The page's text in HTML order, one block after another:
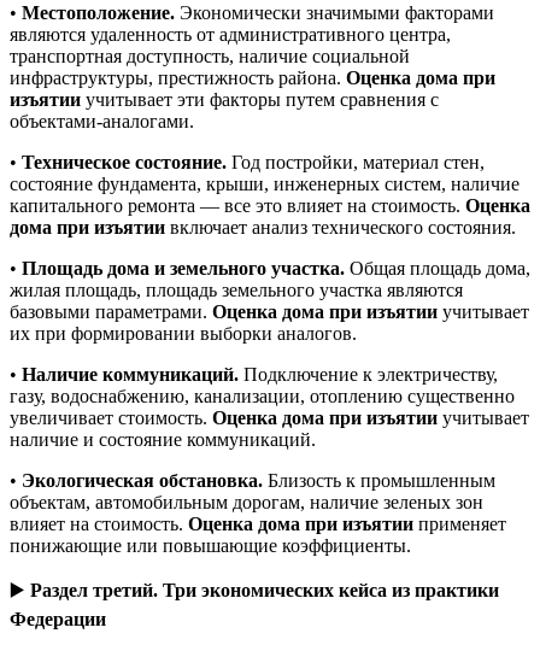
• Местоположение. Экономически значимыми факторами
являются удаленность от административного центра,
транспортная доступность, наличие социальной
инфраструктуры, престижность района. Оценка дома при
изъятии учитывает эти факторы путем сравнения с
объектами-аналогами.
• Техническое состояние. Год постройки, материал стен,
состояние фундамента, крыши, инженерных систем, наличие
капитального ремонта — все это влияет на стоимость. Оценка
дома при изъятии включает анализ технического состояния.
• Площадь дома и земельного участка. Общая площадь дома,
жилая площадь, площадь земельного участка являются
базовыми параметрами. Оценка дома при изъятии учитывает
их при формировании выборки аналогов.
• Наличие коммуникаций. Подключение к электричеству,
газу, водоснабжению, канализации, отоплению существенно
увеличивает стоимость. Оценка дома при изъятии учитывает
наличие и состояние коммуникаций.
• Экологическая обстановка. Близость к промышленным
объектам, автомобильным дорогам, наличие зеленых зон
влияет на стоимость. Оценка дома при изъятии применяет
понижающие или повышающие коэффициенты.
▶️ Раздел третий. Три экономических кейса из практики
Федерации